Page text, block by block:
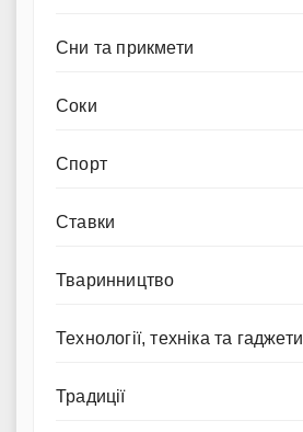
Сни та прикмети
Соки
Спорт
Ставки
Тваринництво
Технології, техніка та гаджети
Традиції